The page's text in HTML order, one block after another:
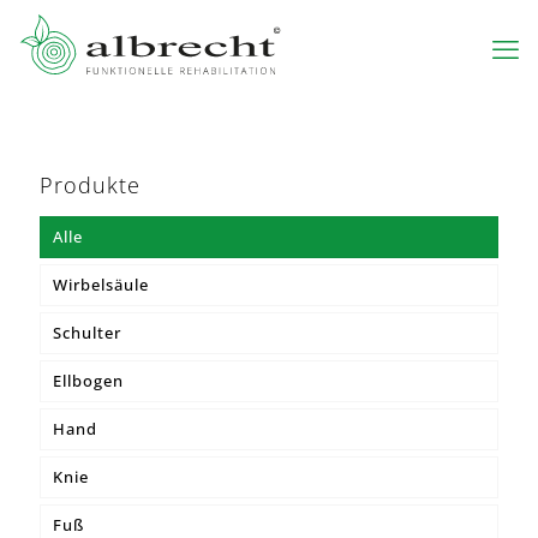
Produkte
Alle
Wirbelsäule
MKS® Leibteil
MKS® Pontsana
MKS® Osteo
MKS® Lumbo
MKS® Korsette
Schulter
Ellbogen
Hand
Knie
Fuß